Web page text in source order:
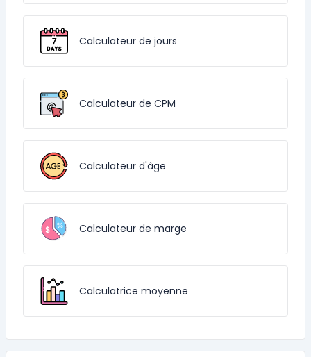
Calculateur de jours
Calculateur de CPM
Calculateur d'âge
Calculateur de marge
Calculatrice moyenne